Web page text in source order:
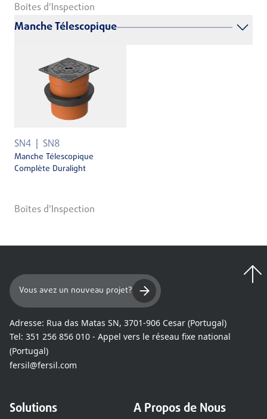
Boîtes d'Inspection
Manche Télescopique
SN4 SN8
Manche Télescopique
Complète Duralight
Boîtes d'Inspection
Vous avez un nouveau projet?
Adresse: Rua das Matas SN, 3701-906 Cesar (Portugal)
Tel: 351 256 856 010 - Appel vers le réseau fixe national
(Portugal)
fersil@fersil.com
Solutions A Propos de Nous